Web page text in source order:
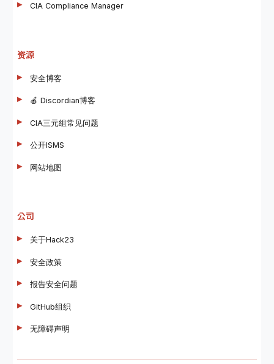
CIA Compliance Manager
资源
安全博客
🍎 Discordian博客
CIA三元组常见问题
公开ISMS
网站地图
公司
关于Hack23
安全政策
报告安全问题
GitHub组织
无障碍声明